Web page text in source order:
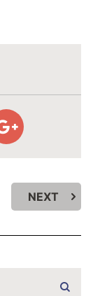
NEXT